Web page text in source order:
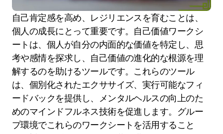
自己肯定感を高め、レジリエンスを育むことは、
個人の成長にとって重要です。自己価値ワークシ
ートは、個人が自分の内面的な価値を特定し、思
考や感情を探求し、自己価値の進化的な根源を理
解するのを助けるツールです。これらのツール
は、個別化されたエクササイズ、実行可能なフィ
ードバックを提供し、メンタルヘルスの向上のた
めのマインドフルネス技術を促進します。グルー
プ環境でこれらのワークシートを活用すること